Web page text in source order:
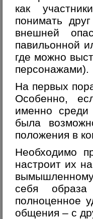
как
понимать
внешней
павильонной
где можно
персонажами).
На первых
Особенно,
именно среди
была
положения в
Необходимо
настроит их
вымышленному
себя
полноценное
общения – с